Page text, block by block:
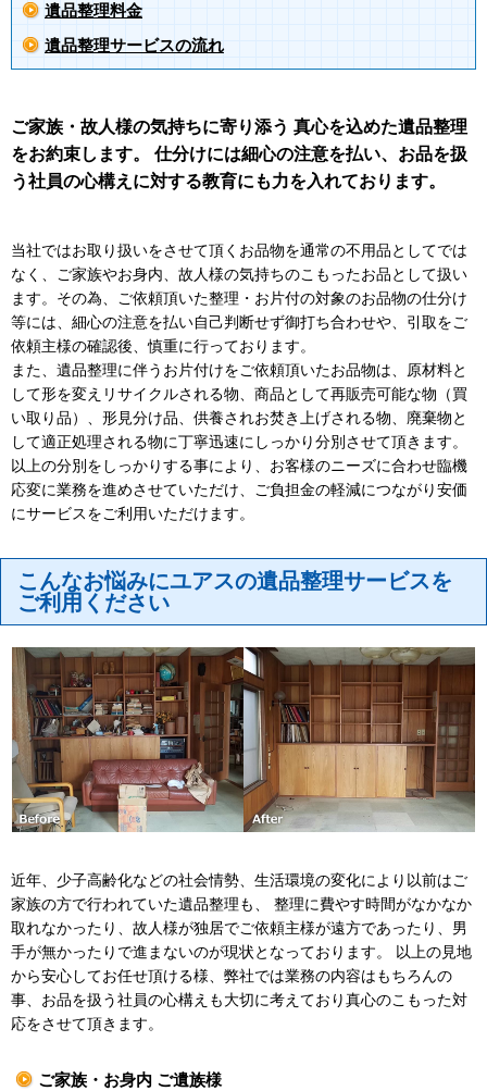
遺品整理料金
遺品整理サービスの流れ
ご家族・故人様の気持ちに寄り添う 真心を込めた遺品整理
をお約束します。 仕分けには細心の注意を払い、お品を扱
う社員の心構えに対する教育にも力を入れております。
当社ではお取り扱いをさせて頂くお品物を通常の不用品としてでは
なく、ご家族やお身内、故人様の気持ちのこもったお品として扱い
ます。その為、ご依頼頂いた整理・お片付の対象のお品物の仕分け
等には、細心の注意を払い自己判断せず御打ち合わせや、引取をご
依頼主様の確認後、慎重に行っております。
また、遺品整理に伴うお片付けをご依頼頂いたお品物は、原材料と
して形を変えリサイクルされる物、商品として再販売可能な物（買
い取り品）、形見分け品、供養されお焚き上げされる物、廃棄物と
して適正処理される物に丁寧迅速にしっかり分別させて頂きます。
以上の分別をしっかりする事により、お客様のニーズに合わせ臨機
応変に業務を進めさせていただけ、ご負担金の軽減につながり安価
にサービスをご利用いただけます。
こんなお悩みにユアスの遺品整理サービスを
ご利用ください
近年、少子高齢化などの社会情勢、生活環境の変化により以前はご
家族の方で行われていた遺品整理も、 整理に費やす時間がなかなか
取れなかったり、故人様が独居でご依頼主様が遠方であったり、男
手が無かったりで進まないのが現状となっております。 以上の見地
から安心してお任せ頂ける様、弊社では業務の内容はもちろんの
事、お品を扱う社員の心構えも大切に考えており真心のこもった対
応をさせて頂きます。
ご家族・お身内 ご遺族様